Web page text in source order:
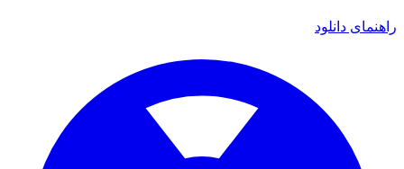
راهنمای دانلود